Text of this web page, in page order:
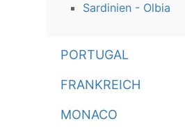
Sardinien - Olbia
PORTUGAL
FRANKREICH
MONACO